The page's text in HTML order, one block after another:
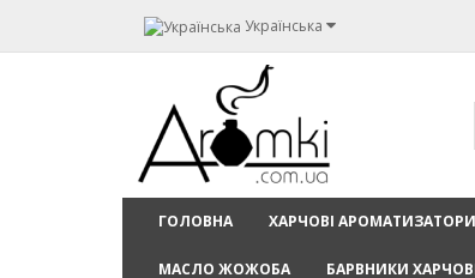
Українська
ГОЛОВНА ХАРЧОВІ АРОМАТИЗАТОРИ
МАСЛО ЖОЖОБА БАРВНИКИ